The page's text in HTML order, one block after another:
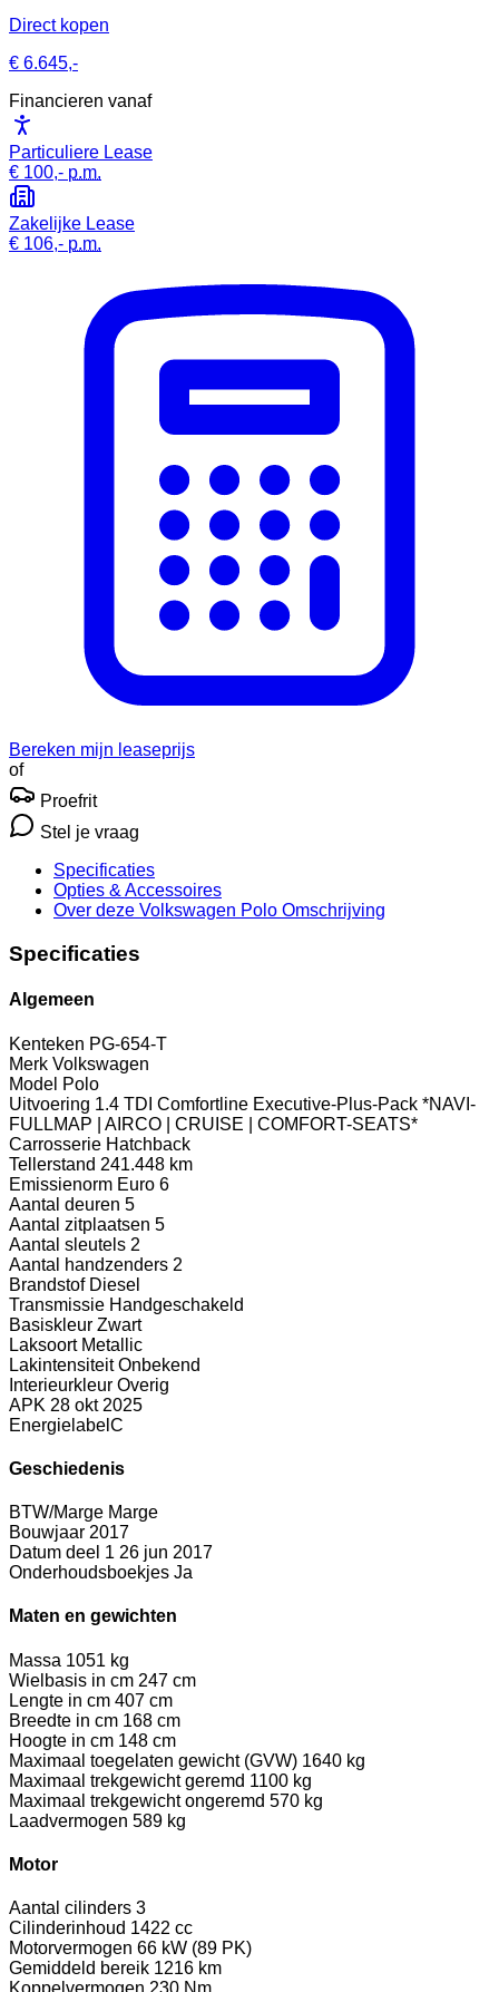
Direct kopen
€ 6.645,-
Financieren vanaf
Particuliere Lease
€ 100,- p.m.
Zakelijke Lease
€ 106,- p.m.
Bereken mijn leaseprijs
of
Proefrit
Stel je vraag
Specificaties
Opties & Accessoires
Over deze Volkswagen Polo Omschrijving
Specificaties
Algemeen
Kenteken PG-654-T
Merk Volkswagen
Model Polo
Uitvoering 1.4 TDI Comfortline Executive-Plus-Pack *NAVI-
FULLMAP | AIRCO | CRUISE | COMFORT-SEATS*
Carrosserie Hatchback
Tellerstand 241.448 km
Emissienorm Euro 6
Aantal deuren 5
Aantal zitplaatsen 5
Aantal sleutels 2
Aantal handzenders 2
Brandstof Diesel
Transmissie Handgeschakeld
Basiskleur Zwart
Laksoort Metallic
Lakintensiteit Onbekend
Interieurkleur Overig
APK 28 okt 2025
Energielabel C
Geschiedenis
BTW/Marge Marge
Bouwjaar 2017
Datum deel 1 26 jun 2017
Onderhoudsboekjes Ja
Maten en gewichten
Massa 1051 kg
Wielbasis in cm 247 cm
Lengte in cm 407 cm
Breedte in cm 168 cm
Hoogte in cm 148 cm
Maximaal toegelaten gewicht (GVW) 1640 kg
Maximaal trekgewicht geremd 1100 kg
Maximaal trekgewicht ongeremd 570 kg
Laadvermogen 589 kg
Motor
Aantal cilinders 3
Cilinderinhoud 1422 cc
Motorvermogen 66 kW (89 PK)
Gemiddeld bereik 1216 km